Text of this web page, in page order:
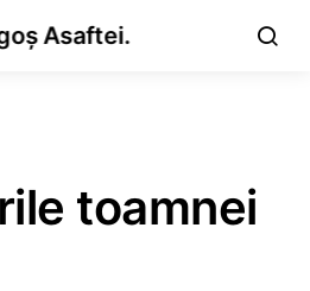
Asaftei.
toamnei